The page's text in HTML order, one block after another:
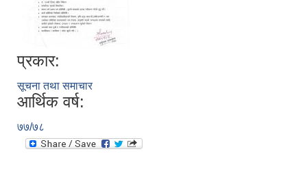
प्रकार:
सूचना तथा समाचार
आर्थिक वर्ष:
७७/७८